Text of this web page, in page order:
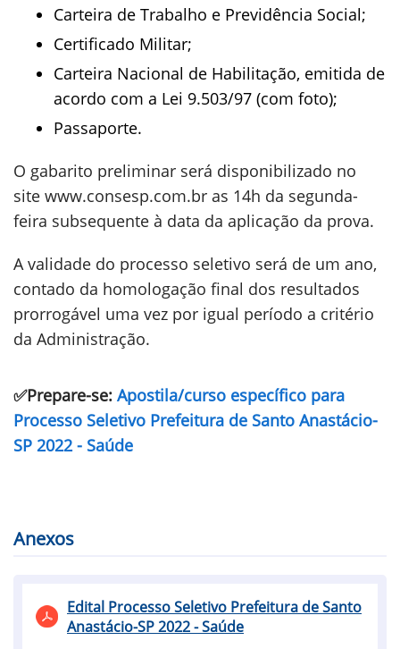
Carteira de Trabalho e Previdência Social;
Certificado Militar;
Carteira Nacional de Habilitação, emitida de
acordo com a Lei 9.503/97 (com foto);
Passaporte.
O gabarito preliminar será disponibilizado no
site www.consesp.com.br as 14h da segunda-
feira subsequente à data da aplicação da prova.
A validade do processo seletivo será de um ano,
contado da homologação final dos resultados
prorrogável uma vez por igual período a critério
da Administração.
✅Prepare-se: Apostila/curso específico para
Processo Seletivo Prefeitura de Santo Anastácio-
SP 2022 - Saúde
Anexos
Edital Processo Seletivo Prefeitura de Santo
Anastácio-SP 2022 - Saúde